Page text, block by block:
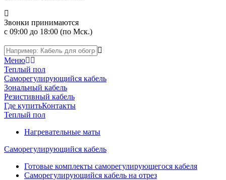
Звонки принимаются
с 09:00 до 18:00 (по Мск.)
Меню
Теплый пол
Саморегулирующийся кабель
Зональный кабель
Резистивный кабель
Где купитьКонтакты
Теплый пол
Нагревательные маты
Саморегулирующийся кабель
Готовые комплекты саморегулирующегося кабеля
Саморегулирующийся кабель на отрез